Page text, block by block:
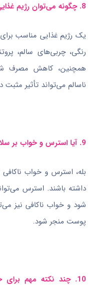
8. چگونه می‌توان رژیم غذایی مناسبی برای پوست طراحی کرد؟
یک رژیم غذایی مناسب
رنگی، چربی‌های سالم،
همچنین، کاهش مصرف
ناسالم می‌تواند تأثیر مثبت
9. آیا استرس و خواب بر سلامت پوست تأثیر دارند؟
بله، استرس و خواب
داشته باشند. استرس
شود و خواب ناکافی نیز
پوست منجر شود.
10. چند نکته مهم